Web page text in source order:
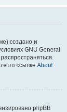
создано и
GNU General
по ссылке About
phpBB